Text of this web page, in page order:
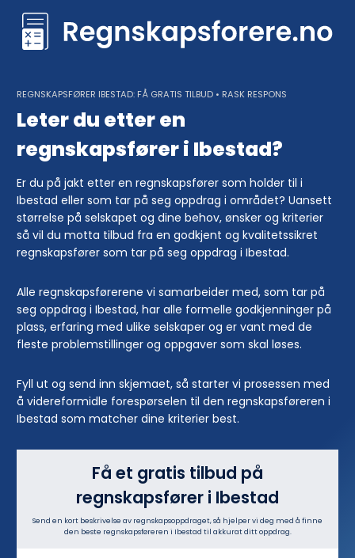
content
REGNSKAPSFØRER IBESTAD: FÅ GRATIS TILBUD • RASK RESPONS
Leter du etter en
regnskapsfører i Ibestad?
Er du på jakt etter en regnskapsfører som holder til i
Ibestad eller som tar på seg oppdrag i området? Uansett
størrelse på selskapet og dine behov, ønsker og kriterier
så vil du motta tilbud fra en godkjent og kvalitetssikret
regnskapsfører som tar på seg oppdrag i Ibestad.
Alle regnskapsførerene vi samarbeider med, som tar på
seg oppdrag i Ibestad, har alle formelle godkjenninger på
plass, erfaring med ulike selskaper og er vant med de
fleste problemstillinger og oppgaver som skal løses.
Fyll ut og send inn skjemaet, så starter vi prosessen med
å videreformidle forespørselen til den regnskapsføreren i
Ibestad som matcher dine kriterier best.
Få et gratis tilbud på
regnskapsfører i Ibestad
Send en kort beskrivelse av regnskapsoppdraget, så hjelper vi deg med å finne
den beste regnskapsføreren i Ibestad til akkurat ditt oppdrag.